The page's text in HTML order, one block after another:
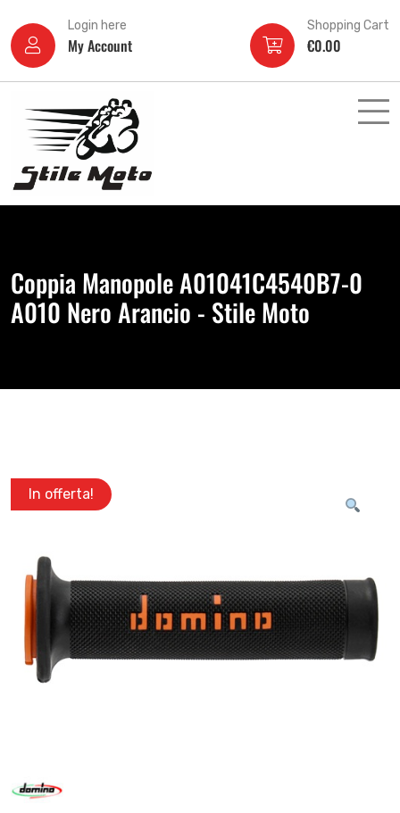
Login here
My Account
Shopping Cart
€0.00
Coppia Manopole A01041C4540B7-0
A010 Nero Arancio - Stile Moto
In offerta!